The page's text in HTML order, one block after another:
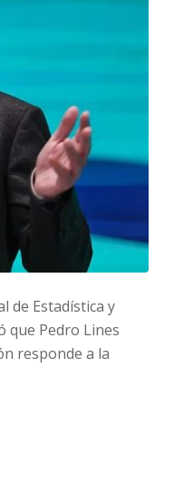
de Estadística y
que Pedro Lines
responde a la